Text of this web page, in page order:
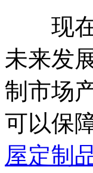
现在
未来发
制市场
可以保
屋定制